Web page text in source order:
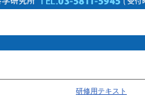
研修用テキスト